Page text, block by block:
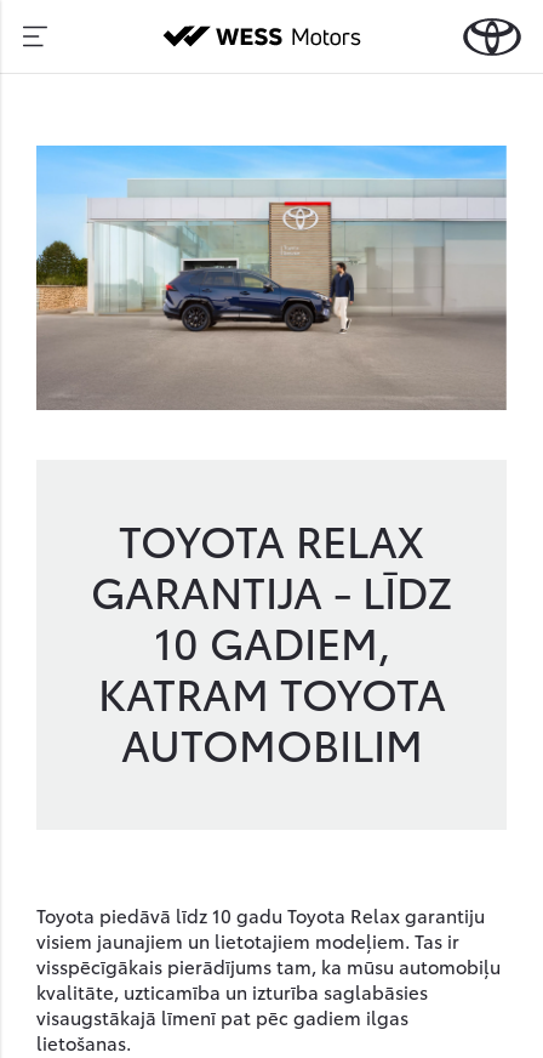
TOYOTA RELAX
GARANTIJA - LĪDZ
10 GADIEM,
KATRAM TOYOTA
AUTOMOBILIM
Toyota piedāvā līdz 10 gadu Toyota Relax garantiju
visiem jaunajiem un lietotajiem modeļiem. Tas ir
visspēcīgākais pierādījums tam, ka mūsu automobiļu
kvalitāte, uzticamība un izturība saglabāsies
visaugstākajā līmenī pat pēc gadiem ilgas
lietošanas.